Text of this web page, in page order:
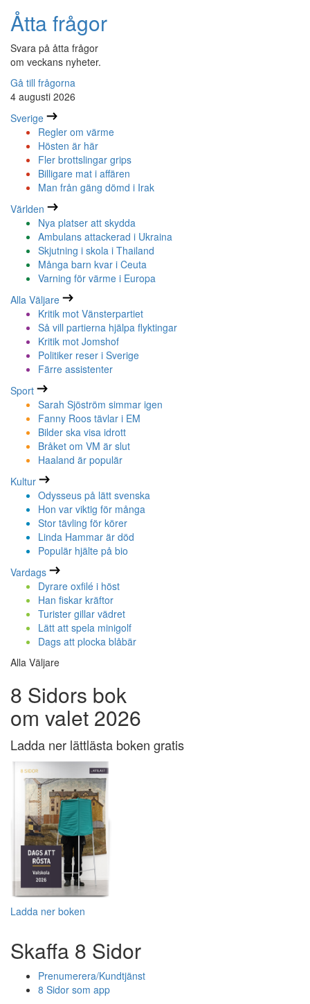
Åtta frågor
Svara på åtta frågor
om veckans nyheter.
Gå till frågorna
4 augusti 2026
Sverige
Regler om värme
Hösten är här
Fler brottslingar grips
Billigare mat i affären
Man från gäng dömd i Irak
Världen
Nya platser att skydda
Ambulans attackerad i Ukraina
Skjutning i skola i Thailand
Många barn kvar i Ceuta
Varning för värme i Europa
Alla Väljare
Kritik mot Vänsterpartiet
Så vill partierna hjälpa flyktingar
Kritik mot Jomshof
Politiker reser i Sverige
Färre assistenter
Sport
Sarah Sjöström simmar igen
Fanny Roos tävlar i EM
Bilder ska visa idrott
Bråket om VM är slut
Haaland är populär
Kultur
Odysseus på lätt svenska
Hon var viktig för många
Stor tävling för körer
Linda Hammar är död
Populär hjälte på bio
Vardags
Dyrare oxfilé i höst
Han fiskar kräftor
Turister gillar vädret
Lätt att spela minigolf
Dags att plocka blåbär
Alla Väljare
8 Sidors bok
om valet 2026
Ladda ner lättlästa boken gratis
Ladda ner boken
Skaffa 8 Sidor
Prenumerera/Kundtjänst
8 Sidor som app